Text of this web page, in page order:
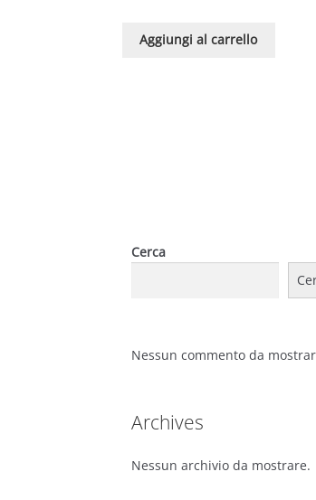
Aggiungi al carrello
Cerca
Nessun commento da
Archives
Nessun archivio da mostrare.